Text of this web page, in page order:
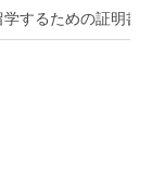
するための証明書